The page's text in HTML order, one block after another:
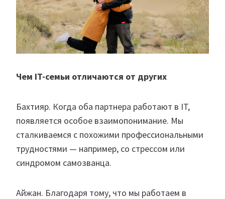
Чем IT-семьи отличаются от других
Бахтияр. Когда оба партнера работают в IT,
появляется особое взаимопонимание. Мы
сталкиваемся с похожими профессиональными
трудностями — например, со стрессом или
синдромом самозванца.
Айжан. Благодаря тому, что мы работаем в